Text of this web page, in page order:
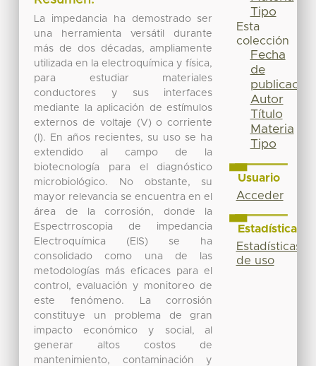
La impedancia ha demostrado ser
una herramienta versátil durante
más de dos décadas, ampliamente
utilizada en la electroquímica y física,
para estudiar materiales
conductores y sus interfaces
mediante la aplicación de estímulos
externos de voltaje (V) o corriente
(I). En años recientes, su uso se ha
extendido al campo de la
biotecnología para el diagnóstico
microbiológico. No obstante, su
mayor relevancia se encuentra en el
área de la corrosión, donde la
Espectrroscopia de impedancia
Electroquímica (EIS) se ha
consolidado como una de las
metodologías más eficaces para el
control, evaluación y monitoreo de
este fenómeno. La corrosión
constituye un problema de gran
impacto económico y social, al
generar altos costos de
mantenimiento, contaminación y
Tipo
Esta
colección
Fecha
de
publicación
Autor
Título
Materia
Tipo
Usuario
Acceder
Estadísticas
Estadísticas
de uso